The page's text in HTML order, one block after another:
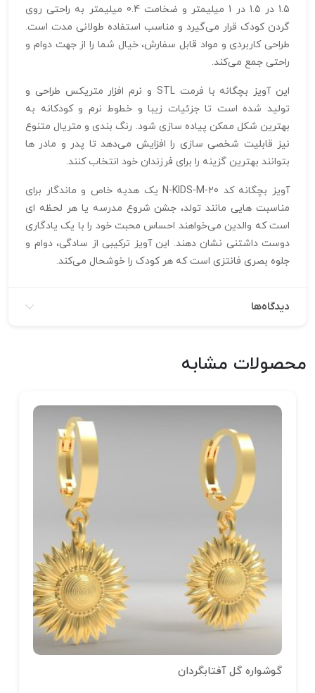
1.5 در 1.5 در 1 میلیمتر و ضخامت 0.4 میلیمتر به راحتی روی
گردن کودک قرار می‌گیرد و مناسب استفاده طولانی‌ مدت است.
طراحی کاربردی و مواد قابل سفارش، خیال شما را از جهت دوام و
راحتی جمع می‌کند.
این آویز بچگانه با فرمت STL و نرم‌ افزار متریکس طراحی و
تولید شده است تا جزئیات زیبا و خطوط نرم و کودکانه به
بهترین شکل ممکن پیاده‌ سازی شود. رنگ‌ بندی و متریال متنوع
نیز قابلیت شخصی‌ سازی را افزایش می‌دهد تا پدر و مادر ها
بتوانند بهترین گزینه را برای فرزندان خود انتخاب کنند.
آویز بچگانه کد N-KIDS-M-20 یک هدیه خاص و ماندگار برای
مناسبت‌ هایی مانند تولد، جشن شروع مدرسه یا هر لحظه‌ ای
است که والدین می‌خواهند احساس محبت خود را با یک یادگاری
دوست‌ داشتنی نشان دهند. این آویز ترکیبی از سادگی، دوام و
جلوه بصری فانتزی است که هر کودک را خوشحال می‌کند.
دیدگاه‌ها
محصولات مشابه
گوشواره گل آفتابگردان